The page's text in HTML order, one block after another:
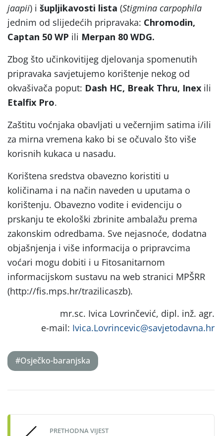
jaapii) i šupljikavosti lista (Stigmina carpophila
jednim od slijedećih pripravaka: Chromodin,
Captan 50 WP ili Merpan 80 WDG.
Zbog što učinkovitijeg djelovanja spomenutih
pripravaka savjetujemo korištenje nekog od
okvašivača poput: Dash HC, Break Thru, Inex ili
Etalfix Pro.
Zaštitu voćnjaka obavljati u večernjim satima i/ili
za mirna vremena kako bi se očuvalo što više
korisnih kukaca u nasadu.
Korištena sredstva obavezno koristiti u
količinama i na način naveden u uputama o
korištenju. Obavezno vodite i evidenciju o
prskanju te ekološki zbrinite ambalažu prema
zakonskim odredbama. Sve nejasnoće, dodatna
objašnjenja i više informacija o pripravcima
voćari mogu dobiti i u Fitosanitarnom
informacijskom sustavu na web stranici MPŠRR
(http://fis.mps.hr/trazilicaszb).
mr.sc. Ivica Lovrinčević, dipl. inž. agr.
e-mail: Ivica.Lovrincevic@savjetodavna.hr
#Osječko-baranjska
navigation
PRETHODNA VIJEST